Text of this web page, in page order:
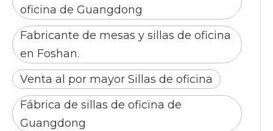
oficina de Guangdong
Fabricante de mesas y sillas de oficina
en Foshan.
Venta al por mayor Sillas de oficina
Fábrica de sillas de oficina de
Guangdong